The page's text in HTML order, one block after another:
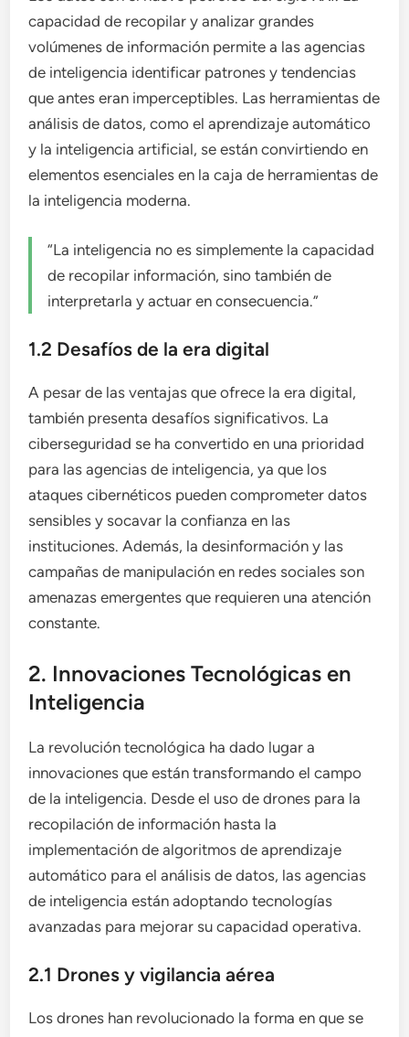
capacidad de recopilar y analizar grandes
volúmenes de información permite a las agencias
de inteligencia identificar patrones y tendencias
que antes eran imperceptibles. Las herramientas de
análisis de datos, como el aprendizaje automático
y la inteligencia artificial, se están convirtiendo en
elementos esenciales en la caja de herramientas de
la inteligencia moderna.
“La inteligencia no es simplemente la capacidad
de recopilar información, sino también de
interpretarla y actuar en consecuencia.”
1.2 Desafíos de la era digital
A pesar de las ventajas que ofrece la era digital,
también presenta desafíos significativos. La
ciberseguridad se ha convertido en una prioridad
para las agencias de inteligencia, ya que los
ataques cibernéticos pueden comprometer datos
sensibles y socavar la confianza en las
instituciones. Además, la desinformación y las
campañas de manipulación en redes sociales son
amenazas emergentes que requieren una atención
constante.
2. Innovaciones Tecnológicas en
Inteligencia
La revolución tecnológica ha dado lugar a
innovaciones que están transformando el campo
de la inteligencia. Desde el uso de drones para la
recopilación de información hasta la
implementación de algoritmos de aprendizaje
automático para el análisis de datos, las agencias
de inteligencia están adoptando tecnologías
avanzadas para mejorar su capacidad operativa.
2.1 Drones y vigilancia aérea
Los drones han revolucionado la forma en que se